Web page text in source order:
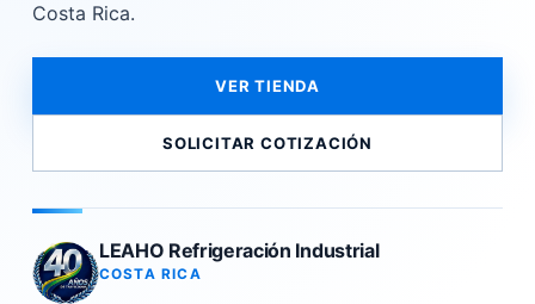
Costa Rica.
VER TIENDA
SOLICITAR COTIZACIÓN
LEAHO Refrigeración Industrial
COSTA RICA